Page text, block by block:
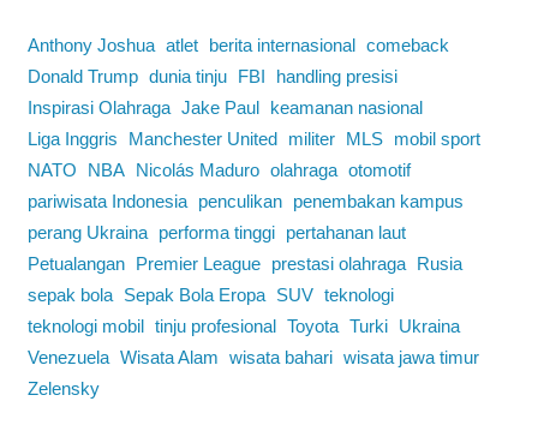
Anthony Joshua atlet berita internasional comeback
Donald Trump dunia tinju FBI
handling presisi
Inspirasi Olahraga Jake Paul
keamanan nasional
Liga Inggris
Manchester United militer MLS
mobil sport
NATO
NBA Nicolás Maduro olahraga otomotif
pariwisata Indonesia
penculikan
penembakan kampus
perang Ukraina
performa tinggi
pertahanan laut
Petualangan
Premier League prestasi olahraga
Rusia
sepak bola
Sepak Bola Eropa SUV teknologi
teknologi mobil tinju profesional Toyota Turki
Ukraina
Venezuela Wisata Alam wisata bahari wisata jawa timur
Zelensky